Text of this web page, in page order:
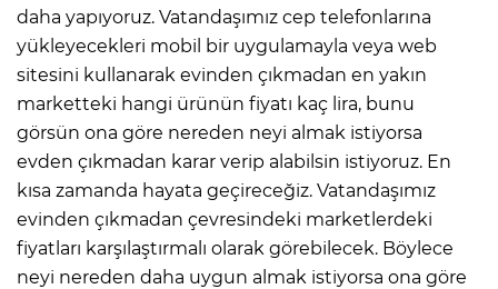
daha yapıyoruz. Vatandaşımız cep telefonlarına
yükleyecekleri mobil bir uygulamayla veya web
sitesini kullanarak evinden çıkmadan en yakın
marketteki hangi ürünün fiyatı kaç lira, bunu
görsün ona göre nereden neyi almak istiyorsa
evden çıkmadan karar verip alabilsin istiyoruz. En
kısa zamanda hayata geçireceğiz. Vatandaşımız
evinden çıkmadan çevresindeki marketlerdeki
fiyatları karşılaştırmalı olarak görebilecek. Böylece
neyi nereden daha uygun almak istiyorsa ona göre